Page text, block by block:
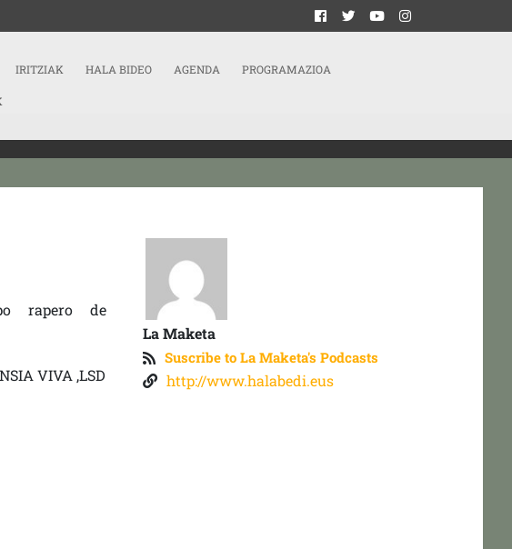
IRITZIAK HALA BIDEO AGENDA PROGRAMAZIOA
rapero de
VIVA ,LSD
La Maketa
Suscribe to La Maketa's Podcasts
http://www.halabedi.eus